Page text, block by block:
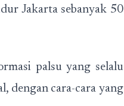
Jakarta sebanyak 50
palsu yang selalu
dengan cara-cara yang